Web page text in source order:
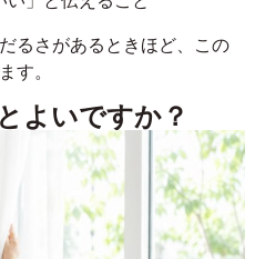
るさがあるときほど、この
す。
よいですか？